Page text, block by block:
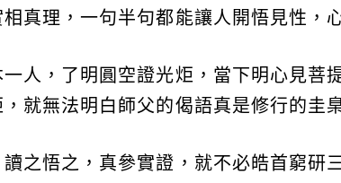
真理，一句半句都能讓人開悟見性，
人，了明圓空證光炬，當下明心見菩
就無法明白師父的偈語真是修行的圭
之悟之，真參實證，就不必皓首窮研